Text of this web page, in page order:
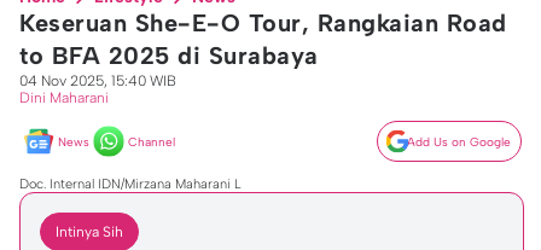
Keseruan She-E-O Tour, Rangkaian Road
to BFA 2025 di Surabaya
04 Nov 2025, 15:40 WIB
Dini Maharani
News Channel Add Us on Google
Doc. Internal IDN/Mirzana Maharani L
Intinya Sih